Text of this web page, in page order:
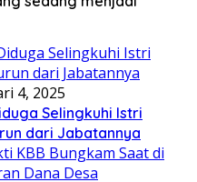
4, 2025
Selingkuhi Istri
dari Jabatannya